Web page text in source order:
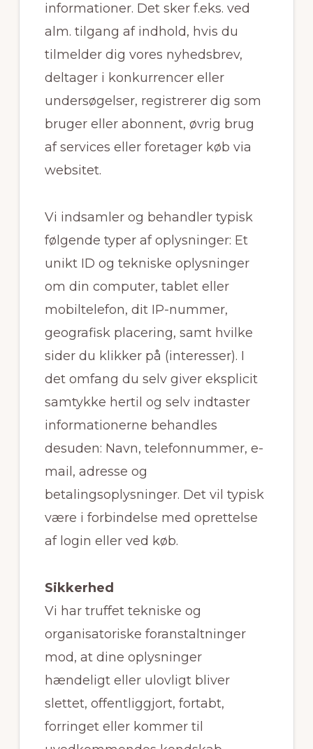
informationer. Det sker f.eks. ved
alm. tilgang af indhold, hvis du
tilmelder dig vores nyhedsbrev,
deltager i konkurrencer eller
undersøgelser, registrerer dig som
bruger eller abonnent, øvrig brug
af services eller foretager køb via
websitet.
Vi indsamler og behandler typisk
følgende typer af oplysninger: Et
unikt ID og tekniske oplysninger
om din computer, tablet eller
mobiltelefon, dit IP-nummer,
geografisk placering, samt hvilke
sider du klikker på (interesser). I
det omfang du selv giver eksplicit
samtykke hertil og selv indtaster
informationerne behandles
desuden: Navn, telefonnummer, e-
mail, adresse og
betalingsoplysninger. Det vil typisk
være i forbindelse med oprettelse
af login eller ved køb.
Sikkerhed
Vi har truffet tekniske og
organisatoriske foranstaltninger
mod, at dine oplysninger
hændeligt eller ulovligt bliver
slettet, offentliggjort, fortabt,
forringet eller kommer til